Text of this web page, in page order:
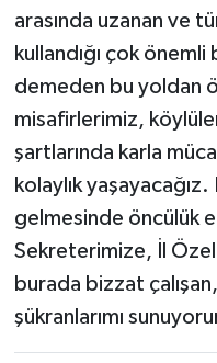
arasında uzanan ve
kullandığı çok
demeden bu yoldan
misafirlerimiz,
şartlarında karla
kolaylık
gelmesinde öncülük
Sekreterimize, İl
burada bizzat
şükranlarımı